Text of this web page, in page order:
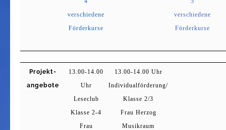
verschiedene
Förderkurse
verschiedene
Förderkurse
Projekt-
angebote
13.00-14.00
Uhr
Leseclub
Klasse 2-4
Frau
13.00-14.00 Uhr
Individualförderung/
Klasse 2/3
Frau Herzog
Musikraum